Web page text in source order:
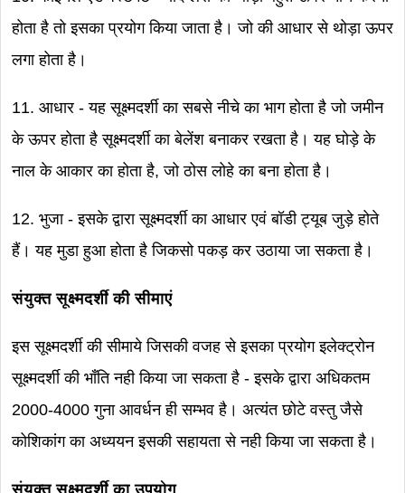
होता है तो इसका प्रयोग किया जाता है। जो की आधार से थोड़ा ऊपर
लगा होता है।
11. आधार - यह सूक्ष्मदर्शी का सबसे नीचे का भाग होता है जो जमीन
के ऊपर होता है सूक्ष्मदर्शी का बेलेंश बनाकर रखता है। यह घोड़े के
नाल के आकार का होता है, जो ठोस लोहे का बना होता है।
12. भुजा - इसके द्वारा सूक्ष्मदर्शी का आधार एवं बॉडी ट्यूब जुड़े होते
हैं। यह मुडा हुआ होता है जिकसो पकड़ कर उठाया जा सकता है।
संयुक्त सूक्ष्मदर्शी की सीमाएं
इस सूक्ष्मदर्शी की सीमाये जिसकी वजह से इसका प्रयोग इलेक्ट्रोन
सूक्ष्मदर्शी की भाँति नही किया जा सकता है - इसके द्वारा अधिकतम
2000-4000 गुना आवर्धन ही सम्भव है। अत्यंत छोटे वस्तु जैसे
कोशिकांग का अध्ययन इसकी सहायता से नही किया जा सकता है।
संयुक्त सूक्ष्मदर्शी का उपयोग